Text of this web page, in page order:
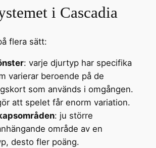
i Cascadia
flera sätt:
: varje djurtyp har specifika
varierar beroende på de
som används i omgången.
att spelet får enorm variation.
: ju större
område av en
desto fler poäng.